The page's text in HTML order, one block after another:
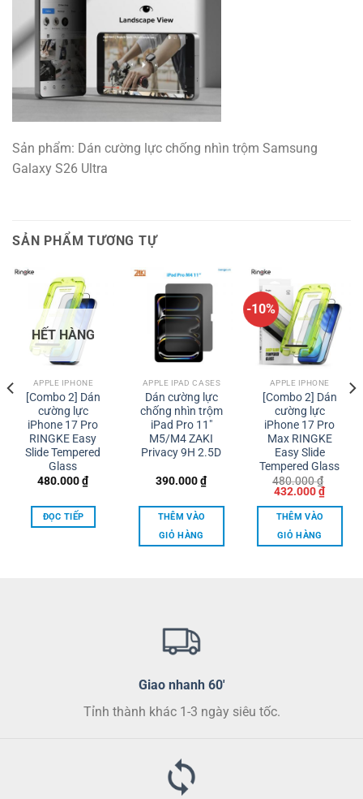
Sản phẩm: Dán cường lực chống nhìn trộm Samsung
Galaxy S26 Ultra
SẢN PHẨM TƯƠNG TỰ
HẾT HÀNG
APPLE IPHONE
[Combo 2] Dán
cường lực
iPhone 17 Pro
RINGKE Easy
Slide Tempered
Glass
480.000₫
ĐỌC TIẾP
APPLE IPAD CASES
Dán cường lực
chống nhìn trộm
iPad Pro 11″
M5/M4 ZAKI
Privacy 9H 2.5D
390.000₫
THÊM VÀO
GIỎ HÀNG
-10%
APPLE IPHONE
[Combo 2] Dán
cường lực
iPhone 17 Pro
Max RINGKE
Easy Slide
Tempered Glass
480.000₫
Giá
là:
480.000 ₫.
432.000₫Giá
hiện
tại
THÊM VÀO
GIỎ HÀNG
Giao nhanh 60'
Tỉnh thành khác 1-3 ngày siêu tốc.